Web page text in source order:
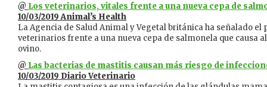
@ Los veterinarios, vitales frente a una nueva cepa de
10/03/2019 Animal’s Health
La Agencia de Salud Animal y Vegetal británica ha señalado el
veterinarios frente a una nueva cepa de salmonela que causa
ovino.
@ Las bacterias de mastitis causan más riesgo de
10/03/2019 Diario Veterinario